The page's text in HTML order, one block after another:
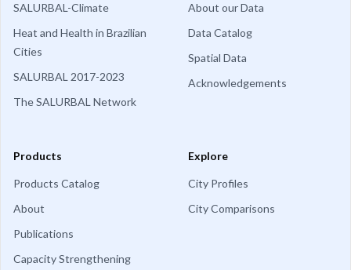
SALURBAL-Climate
Heat and Health in Brazilian
Cities
SALURBAL 2017-2023
The SALURBAL Network
About our Data
Data Catalog
Spatial Data
Acknowledgements
Products
Products Catalog
About
Publications
Capacity Strengthening
Explore
City Profiles
City Comparisons